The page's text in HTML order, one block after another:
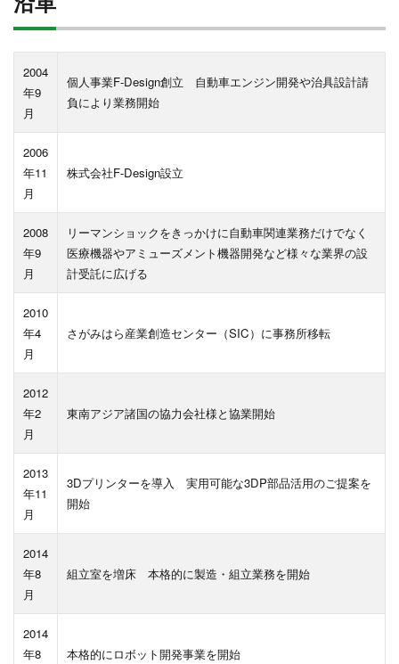
2004
年9
月
個人事業F-Design創立 自動車エンジン開発や治具設計請
負により業務開始
2006
年11
月
株式会社F-Design設立
2008
年9
月
リーマンショックをきっかけに自動車関連業務だけでなく
医療機器やアミューズメント機器開発など様々な業界の設
計受託に広げる
2010
年4
月
さがみはら産業創造センター（SIC）に事務所移転
2012
年2
月
東南アジア諸国の協力会社様と協業開始
2013
年11
月
3Dプリンターを導入 実用可能な3DP部品活用のご提案を
開始
2014
年8
月
組立室を増床 本格的に製造・組立業務を開始
2014
年8
本格的にロボット開発事業を開始